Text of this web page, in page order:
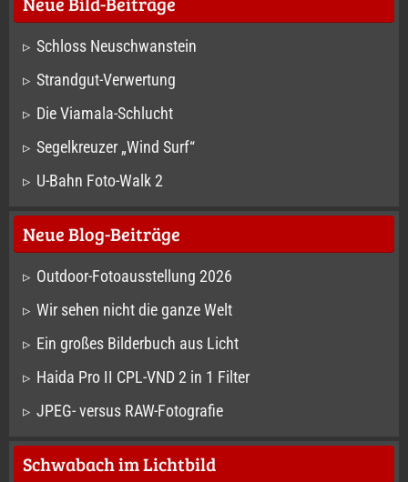
Schloss Neuschwanstein
Strandgut-Verwertung
Die Viamala-Schlucht
Segelkreuzer „Wind Surf“
U-Bahn Foto-Walk 2
Neue Blog-Beiträge
Outdoor-Fotoausstellung 2026
Wir sehen nicht die ganze Welt
Ein großes Bilderbuch aus Licht
Haida Pro II CPL-VND 2 in 1 Filter
JPEG- versus RAW-Fotografie
Schwabach im Lichtbild